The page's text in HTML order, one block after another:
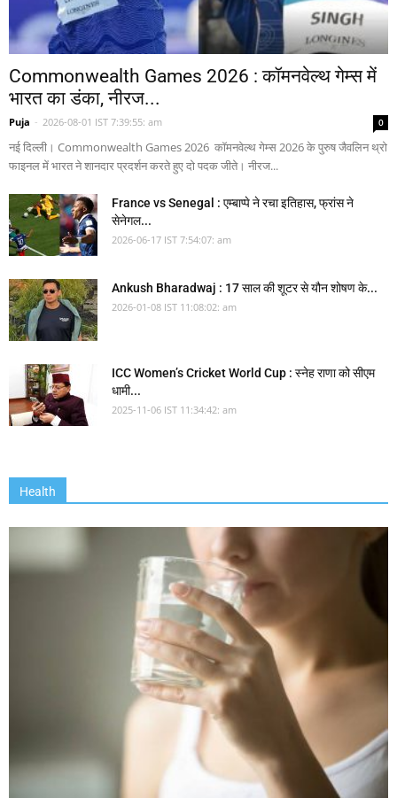
Commonwealth Games 2026 : कॉमनवेल्थ गेम्स में
भारत का डंका, नीरज...
Puja - 2026-08-01 IST 7:39:55: am 0
नई दिल्ली। Commonwealth Games 2026 कॉमनवेल्थ गेम्स 2026 के पुरुष जैवलिन थ्रो
फाइनल में भारत ने शानदार प्रदर्शन करते हुए दो पदक जीते। नीरज...
France vs Senegal : एम्बाप्पे ने रचा इतिहास, फ्रांस ने
सेनेगल...
2026-06-17 IST 7:54:07: am
Ankush Bharadwaj : 17 साल की शूटर से यौन शोषण के...
2026-01-08 IST 11:08:02: am
ICC Women’s Cricket World Cup : स्नेह राणा को सीएम
धामी...
2025-11-06 IST 11:34:42: am
Health